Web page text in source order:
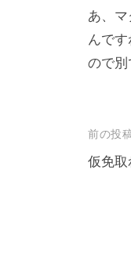
あ、
んで
ので別
投
稿
前の投
仮免取